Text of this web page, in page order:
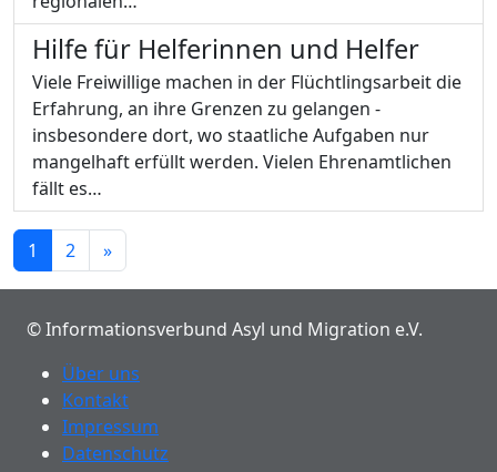
Hilfe für Helferinnen und Helfer
Viele Freiwillige machen in der Flüchtlingsarbeit die
Erfahrung, an ihre Grenzen zu gelangen -
insbesondere dort, wo staatliche Aufgaben nur
mangelhaft erfüllt werden. Vielen Ehrenamtlichen
fällt es…
1 2 »
© Informationsverbund Asyl und Migration e.V.
Über uns
Kontakt
Impressum
Datenschutz